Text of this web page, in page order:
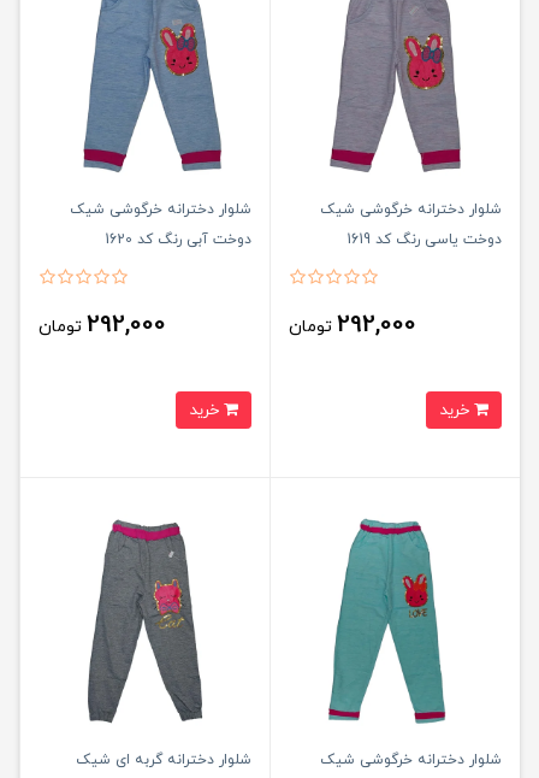
شلوار دخترانه خرگوشی شیک
دوخت یاسی رنگ کد 1619
292,000 تومان
شلوار دخترانه خرگوشی شیک
دوخت آبی رنگ کد 1620
292,000 تومان
شلوار دخترانه خرگوشی شیک
شلوار دخترانه گربه ای شیک